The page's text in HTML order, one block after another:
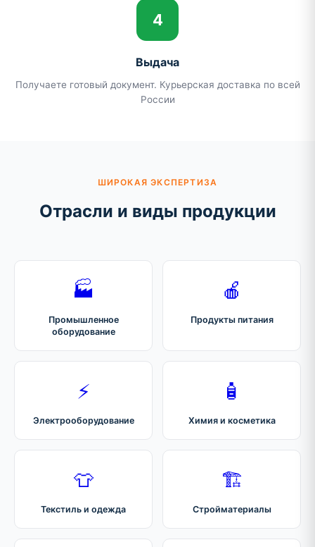
4
Выдача
Получаете готовый документ. Курьерская доставка по всей
России
ШИРОКАЯ ЭКСПЕРТИЗА
Отрасли и виды продукции
🏭
Промышленное
оборудование
🍎
Продукты питания
⚡
Электрооборудование
🧴
Химия и косметика
👕
Текстиль и одежда
🏗️
Стройматериалы